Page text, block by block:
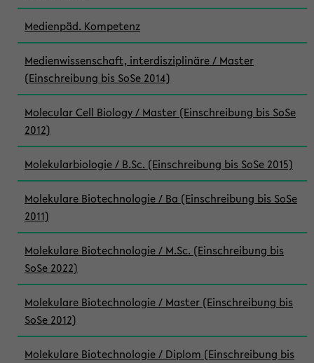
Medienpäd. Kompetenz
Medienwissenschaft, interdisziplinäre / Master
(Einschreibung bis SoSe 2014)
Molecular Cell Biology / Master (Einschreibung bis SoSe
2012)
Molekularbiologie / B.Sc. (Einschreibung bis SoSe 2015)
Molekulare Biotechnologie / Ba (Einschreibung bis SoSe
2011)
Molekulare Biotechnologie / M.Sc. (Einschreibung bis
SoSe 2022)
Molekulare Biotechnologie / Master (Einschreibung bis
SoSe 2012)
Molekulare Biotechnologie / Diplom (Einschreibung bis